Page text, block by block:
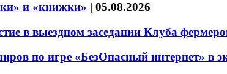
и «книжки» | 05.08.2026
в выездном заседании Клуба
по игре «БезОпасный интернет» в